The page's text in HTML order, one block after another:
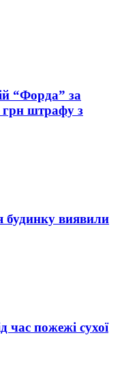
“Форда” за
грн штрафу з
будинку виявили
час пожежі сухої